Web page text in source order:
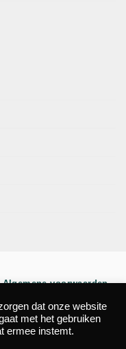
Algemene voorwaarden
Privacy Cookies
dat onze website
met het gebruiken
ermee instemt.